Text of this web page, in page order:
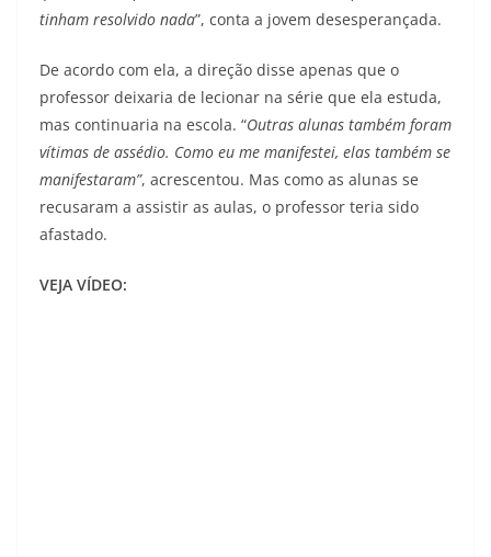
tinham resolvido nada”, conta a jovem desesperançada.
De acordo com ela, a direção disse apenas que o
professor deixaria de lecionar na série que ela estuda,
mas continuaria na escola. “Outras alunas também foram
vítimas de assédio. Como eu me manifestei, elas também se
manifestaram”, acrescentou. Mas como as alunas se
recusaram a assistir as aulas, o professor teria sido
afastado.
VEJA VÍDEO: